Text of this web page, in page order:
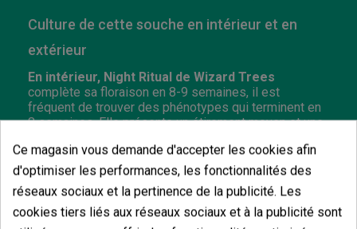
Culture de cette souche en intérieur et en
extérieur
En intérieur, Night Ritual de Wizard Trees
complète sa floraison en 8-9 semaines, il est
fréquent de trouver des phénotypes qui terminent en
8 semaines. Elle présente un étirement moyen et une
Wizard Trees, ce qui facilite sa gestion dans les
petits espaces. Elle produit entre 500 et 650 g/m²
dans des conditions optimales, avec des fleurs
extrêmement compactes et une couche dense de
trichomes.
Ce magasin vous demande d'accepter les cookies afin
d'optimiser les performances, les fonctionnalités des
réseaux sociaux et la pertinence de la publicité. Les
cookies tiers liés aux réseaux sociaux et à la publicité sont